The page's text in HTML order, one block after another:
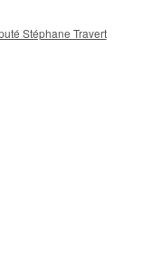
Stéphane Travert